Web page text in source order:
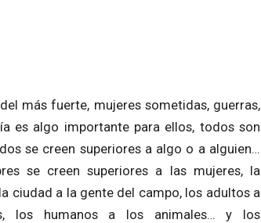
del más fuerte, mujeres sometidas, guerras,
es algo importante para ellos, todos son
se creen superiores a algo o a alguien…
se creen superiores a las mujeres, la
ciudad a la gente del campo, los adultos a
los humanos a los animales… y los